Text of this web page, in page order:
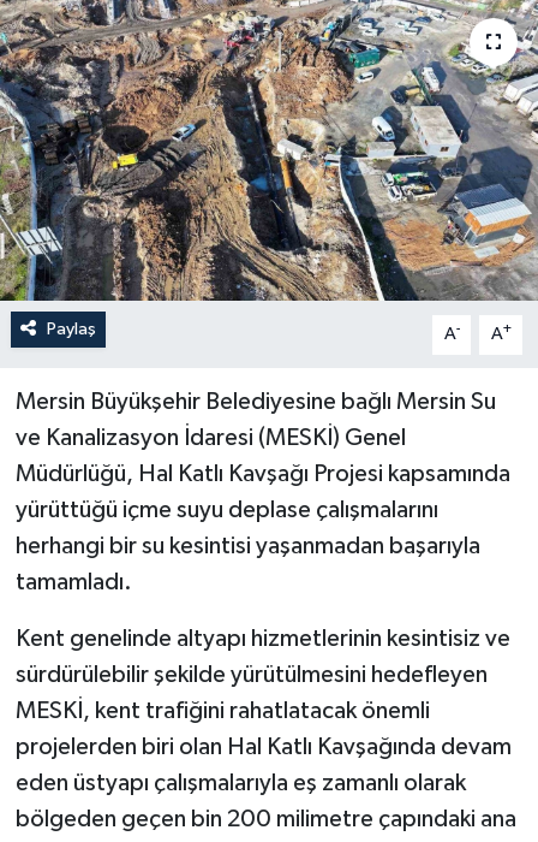
Paylaş A- A+
Mersin Büyükşehir Belediyesine bağlı Mersin Su
ve Kanalizasyon İdaresi (MESKİ) Genel
Müdürlüğü, Hal Katlı Kavşağı Projesi kapsamında
yürüttüğü içme suyu deplase çalışmalarını
herhangi bir su kesintisi yaşanmadan başarıyla
tamamladı.
Kent genelinde altyapı hizmetlerinin kesintisiz ve
sürdürülebilir şekilde yürütülmesini hedefleyen
MESKİ, kent trafiğini rahatlatacak önemli
projelerden biri olan Hal Katlı Kavşağında devam
eden üstyapı çalışmalarıyla eş zamanlı olarak
bölgeden geçen bin 200 milimetre çapındaki ana
Yaşam